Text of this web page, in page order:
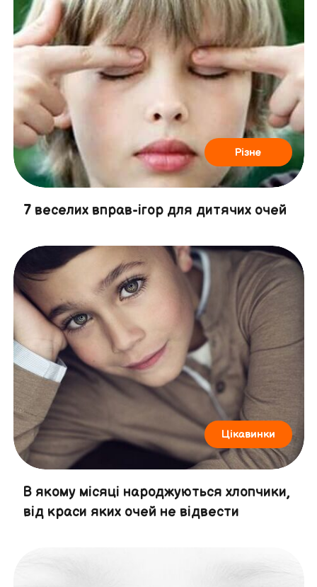
Різне
7 веселих вправ-ігор для дитячих очей
Цікавинки
В якому місяці народжуються хлопчики,
від краси яких очей не відвести